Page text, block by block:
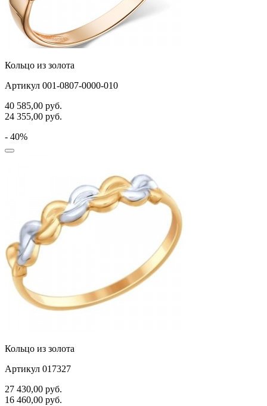
Кольцо из золота
Артикул 001-0807-0000-010
40 585,00 руб.
24 355,00 руб.
- 40%
Кольцо из золота
Артикул 017327
27 430,00 руб.
16 460,00 руб.